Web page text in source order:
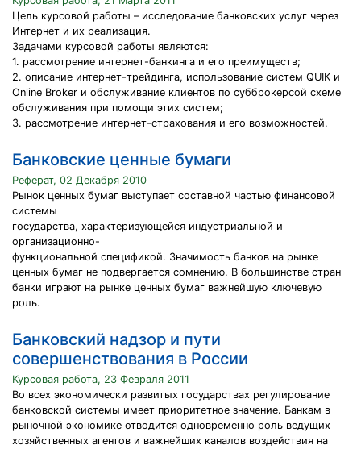
Цель курсовой работы – исследование банковских услуг через
Интернет и их реализация.
Задачами курсовой работы являются:
1. рассмотрение интернет-банкинга и его преимуществ;
2. описание интернет-трейдинга, использование систем QUIK и
Online Broker и обслуживание клиентов по субброкерсой схеме
обслуживания при помощи этих систем;
3. рассмотрение интернет-страхования и его возможностей.
Банковские ценные бумаги
Реферат, 02 Декабря 2010
Рынок ценных бумаг выступает составной частью финансовой
системы
государства, характеризующейся индустриальной и
организационно-
функциональной спецификой. Значимость банков на рынке
ценных бумаг не подвергается сомнению. В большинстве стран
банки играют на рынке ценных бумаг важнейшую ключевую
роль.
Банковский надзор и пути
совершенствования в России
Курсовая работа, 23 Февраля 2011
Во всех экономически развитых государствах регулирование
банковской системы имеет приоритетное значение. Банкам в
рыночной экономике отводится одновременно роль ведущих
хозяйственных агентов и важнейших каналов воздействия на